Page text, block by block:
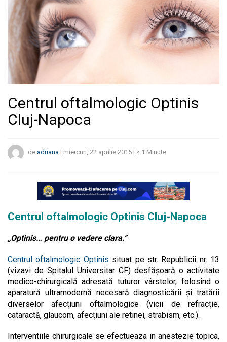
Centrul oftalmologic Optinis
Cluj-Napoca
de adriana | miercuri, 22 aprilie 2015 | < 1 Minute
Centrul oftalmologic Optinis Cluj-Napoca
„Optinis… pentru o vedere clara.”
Centrul oftalmologic Optinis situat pe str. Republicii nr. 13
(vizavi de Spitalul Universitar CF) desfăşoară o activitate
medico-chirurgicală adresată tuturor vârstelor, folosind o
aparatură ultramodernă necesară diagnosticării şi tratării
diverselor afecţiuni oftalmologice (vicii de refracţie,
cataractă, glaucom, afecţiuni ale retinei, strabism, etc.).
Interventiile chirurgicale se efectueaza in anestezie topica,